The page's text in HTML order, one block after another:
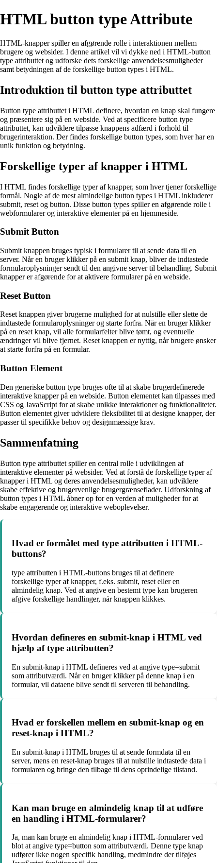
HTML button type Attribute
HTML-knapper spiller en afgørende rolle i interaktionen mellem
brugere og websider. I denne artikel vil vi dykke ned i HTML-button
type attributtet og udforske dets forskellige anvendelsesmuligheder
samt betydningen af de forskellige button types i HTML.
Introduktion til button type attributtet
Button type attributtet i HTML definere, hvordan en knap skal fungere
og præsentere sig på en webside. Ved at specificere button type
attributtet, kan udviklere tilpasse knappens adfærd i forhold til
brugerinteraktion. Der findes forskellige button types, som hver har en
unik funktion og betydning.
Forskellige typer af knapper i HTML
I HTML findes forskellige typer af knapper, som hver tjener forskellige
formål. Nogle af de mest almindelige button types i HTML inkluderer
submit, reset og button. Disse button types spiller en afgørende rolle i
webformularer og interaktive elementer på en hjemmeside.
Submit Button
Submit knappen bruges typisk i formularer til at sende data til en
server. Når en bruger klikker på en submit knap, bliver de indtastede
formularoplysninger sendt til den angivne server til behandling. Submit
knapper er afgørende for at aktivere formularer på en webside.
Reset Button
Reset knappen giver brugerne mulighed for at nulstille eller slette de
indtastede formularoplysninger og starte forfra. Når en bruger klikker
på en reset knap, vil alle formularfelter blive tømt, og eventuelle
ændringer vil blive fjernet. Reset knappen er nyttig, når brugere ønsker
at starte forfra på en formular.
Button Element
Den generiske button type bruges ofte til at skabe brugerdefinerede
interaktive knapper på en webside. Button elementet kan tilpasses med
CSS og JavaScript for at skabe unikke interaktioner og funktionaliteter.
Button elementet giver udviklere fleksibilitet til at designe knapper, der
passer til specifikke behov og designmæssige krav.
Sammenfatning
Button type attributtet spiller en central rolle i udviklingen af
interaktive elementer på websider. Ved at forstå de forskellige typer af
knapper i HTML og deres anvendelsesmuligheder, kan udviklere
skabe effektive og brugervenlige brugergrænseflader. Udforskning af
button types i HTML åbner op for en verden af muligheder for at
skabe engagerende og interaktive weboplevelser.
Hvad er formålet med type attributten i HTML-
buttons?
type attributten i HTML-buttons bruges til at definere
forskellige typer af knapper, f.eks. submit, reset eller en
almindelig knap. Ved at angive en bestemt type kan brugeren
afgive forskellige handlinger, når knappen klikkes.
Hvordan defineres en submit-knap i HTML ved
hjælp af type attributten?
En submit-knap i HTML defineres ved at angive type=submit
som attributværdi. Når en bruger klikker på denne knap i en
formular, vil dataene blive sendt til serveren til behandling.
Hvad er forskellen mellem en submit-knap og en
reset-knap i HTML?
En submit-knap i HTML bruges til at sende formdata til en
server, mens en reset-knap bruges til at nulstille indtastede data i
formularen og bringe den tilbage til dens oprindelige tilstand.
Kan man bruge en almindelig knap til at udføre
en handling i HTML-formularer?
Ja, man kan bruge en almindelig knap i HTML-formularer ved
blot at angive type=button som attributværdi. Denne type knap
udfører ikke nogen specifik handling, medmindre der tilføjes